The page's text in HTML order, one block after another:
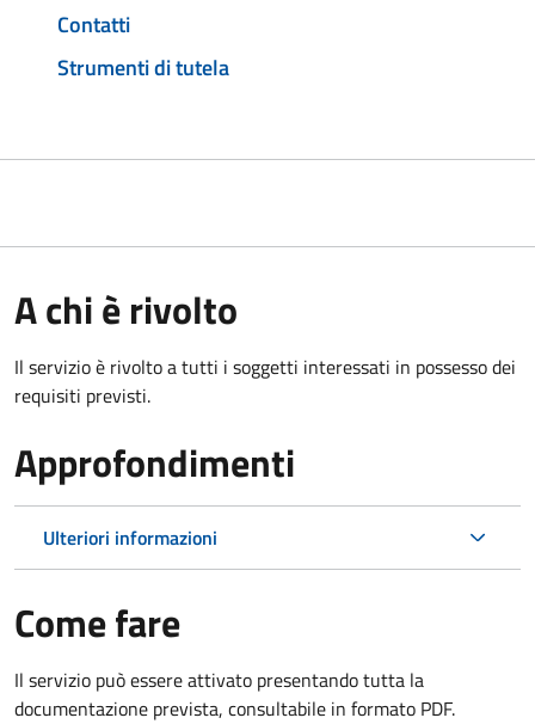
Contatti
Strumenti di tutela
A chi è rivolto
Il servizio è rivolto a tutti i soggetti interessati in possesso dei
requisiti previsti.
Approfondimenti
Ulteriori informazioni
Come fare
Il servizio può essere attivato presentando tutta la
documentazione prevista, consultabile in formato PDF.